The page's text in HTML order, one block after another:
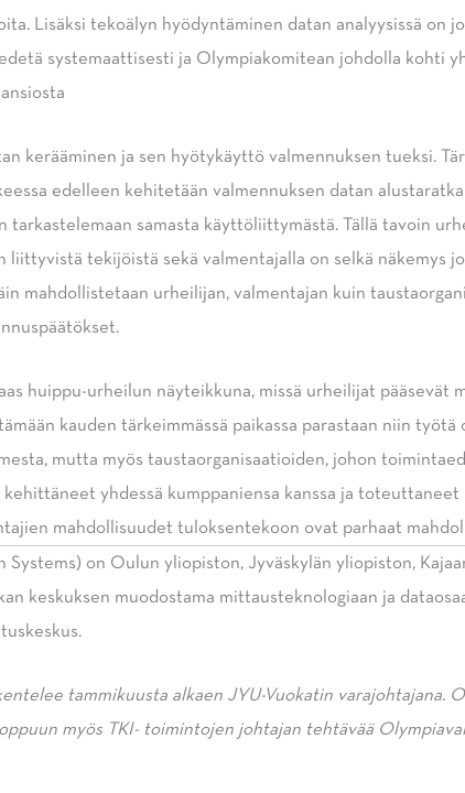
Lisäksi tekoälyn hyödyntäminen datan analyysissä on
systemaattisesti ja Olympiakomitean johdolla kohti
kerääminen ja sen hyötykäyttö valmennuksen tueksi.
edelleen kehitetään valmennuksen datan
samasta käyttöliittymästä. Tällä tavoin
liittyvistä tekijöistä sekä valmentajalla on selkä näkemys
mahdollistetaan urheilijan, valmentajan kuin
huippu-urheilun näyteikkuna, missä urheilijat pääsevät
kauden tärkeimmässä paikassa parastaan niin työtä
mutta myös taustaorganisaatioiden, johon
yhdessä kumppaniensa kanssa ja toteuttaneet
mahdollisuudet tuloksentekoon ovat parhaat
on Oulun yliopiston, Jyväskylän yliopiston,
keskuksen muodostama mittaus­teknologiaan ja
tammikuusta alkaen JYU-Vuokatin varajohtajana.
myös TKI- toimintojen johtajan tehtävää